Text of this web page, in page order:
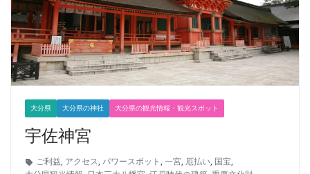
大分県 大分県の神社 大分県の観光情報・観光スポット
宇佐神宮
ご利益, アクセス, パワースポット , 一宮, 厄払い, 国宝,